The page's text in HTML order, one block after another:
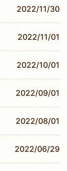
2022/11/30
2022/11/01
2022/10/01
2022/09/01
2022/08/01
2022/06/29